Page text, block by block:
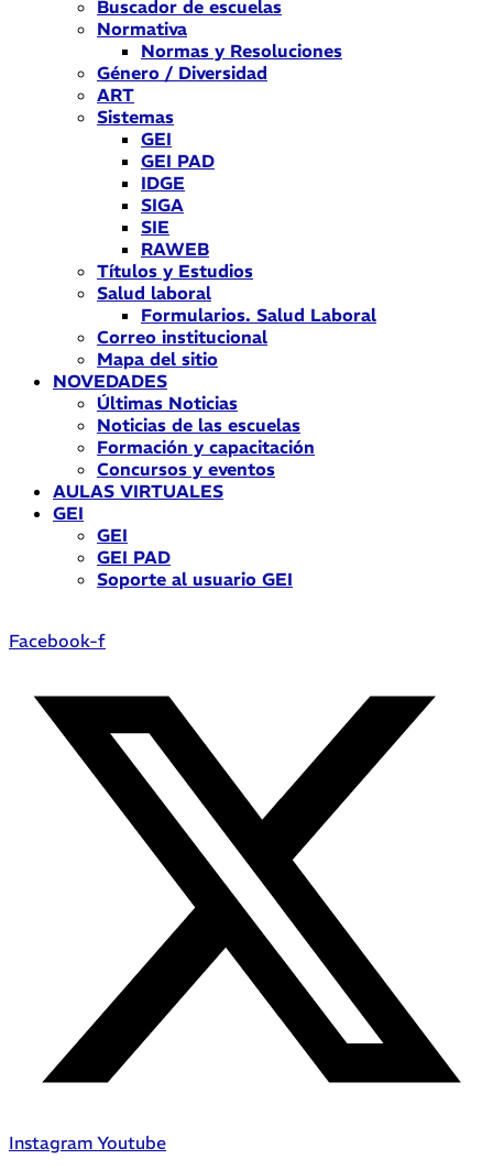
Buscador de escuelas
Normativa
Normas y Resoluciones
Género / Diversidad
ART
Sistemas
GEI
GEI PAD
IDGE
SIGA
SIE
RAWEB
Títulos y Estudios
Salud laboral
Formularios. Salud Laboral
Correo institucional
Mapa del sitio
NOVEDADES
Últimas Noticias
Noticias de las escuelas
Formación y capacitación
Concursos y eventos
AULAS VIRTUALES
GEI
GEI
GEI PAD
Soporte al usuario GEI
Facebook-f
Instagram Youtube